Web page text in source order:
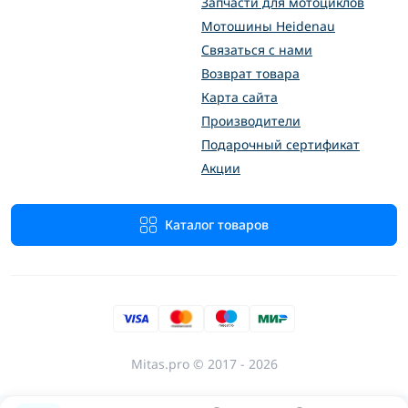
Мотошины Heidenau
Связаться с нами
Возврат товара
Карта сайта
Производители
Подарочный сертификат
Акции
Каталог товаров
Mitas.pro © 2017 - 2026